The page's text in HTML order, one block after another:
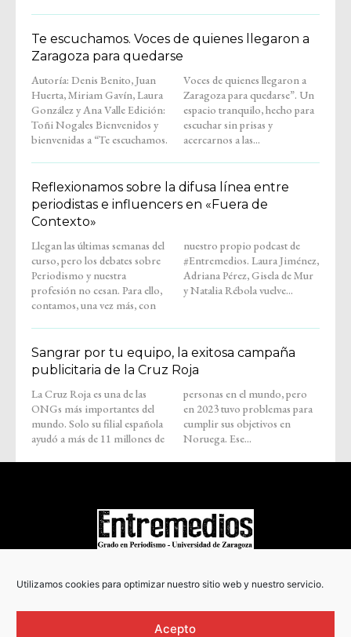
Utilizamos cookies para optimizar nuestro sitio web y nuestro servicio.
Acepto
Te escuchamos. Voces de quienes llegaron a
Zaragoza para quedarse
Autoría: Denis Benito, Juan
Huerta, Miriam Gavín, Laura
González y Ana Valle Edición:
Toñi Nogales Bienvenidos y
bienvenidas a “Te escuchamos.
Voces de quienes llegaron a
Zaragoza para quedarse”. Un
espacio tranquilo, hecho para
escuchar sin prisas y
acercarnos a las...
Reflexionamos sobre la difusa línea entre
periodistas e influencers en «Fuera de
Contexto»
Llegan las últimas semanas del
curso, pero los debates sobre
Periodismo y nuestra
profesión no cesan. Para ello,
contamos, una vez más, con
nuestro propio podcast de
#Entremedios. Laura Jiménez,
Adriana Pérez, Gisela de Mur
y Natalia Rébola vuelve...
Sangrar por tu equipo, la exitosa campaña
publicitaria de la Cruz Roja
La Cruz Roja es una de las
ONGs más importantes del
mundo. Solo su filial española
ayudó a más de 11 millones de
personas en el mundo, pero
en 2023 tuvo problemas para
cumplir sus objetivos en
Noruega. Ese...